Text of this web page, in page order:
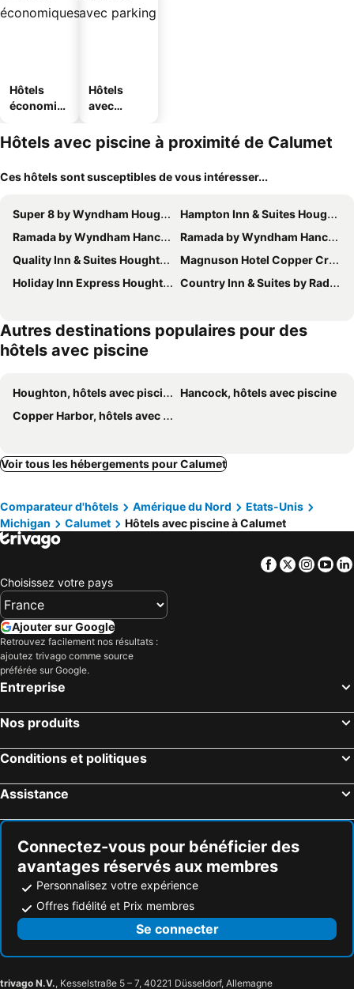
Hôtels
économiq
Hôtels
avec
Hôtels avec piscine à proximité de Calumet
Ces hôtels sont susceptibles de vous intéresser...
Super 8 by Wyndham Houghton
Hampton Inn & Suites Houghton
Ramada by Wyndham Hancock Waterfront
Ramada by Wyndham Hancock Waterfront
Quality Inn & Suites Houghton Downtown
Magnuson Hotel Copper Crown
Holiday Inn Express Houghton-keweenaw By Ihg
Country Inn & Suites by Radisson, Houghton, MI
Autres destinations populaires pour des
hôtels avec piscine
Houghton, hôtels avec piscine
Hancock, hôtels avec piscine
Copper Harbor, hôtels avec piscine
Voir tous les hébergements pour Calumet
Comparateur d'hôtels Amérique du Nord
Etats-Unis
Michigan
Calumet Hôtels avec piscine à Calumet
Facebook
Twitter
Choisissez votre pays
Ajouter sur Google
Retrouvez facilement nos résultats :
ajoutez trivago comme source
préférée sur Google.
Entreprise
Nos produits
Conditions et politiques
Assistance
Connectez-vous pour bénéficier des
avantages réservés aux membres
Personnalisez votre expérience
Offres fidélité et Prix membres
Se connecter
trivago N.V., Kesselstraße 5 – 7, 40221 Düsseldorf, Allemagne